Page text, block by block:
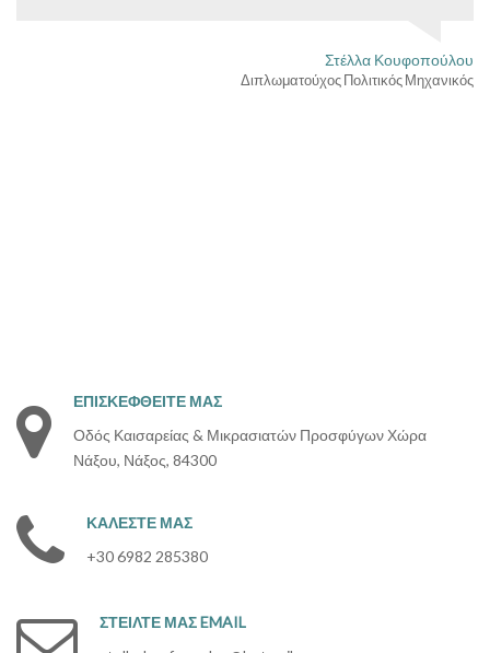
Στέλλα Κουφοπούλου
Διπλωματούχος Πολιτικός Μηχανικός
ΕΠΙΣΚΕΦΘΕΙΤΕ ΜΑΣ
Οδός Καισαρείας & Μικρασιατών Προσφύγων Χώρα
Νάξου, Νάξος, 84300
ΚΑΛΕΣΤΕ ΜΑΣ
+30 6982 285380
ΣΤΕΙΛΤΕ ΜΑΣEMAIL